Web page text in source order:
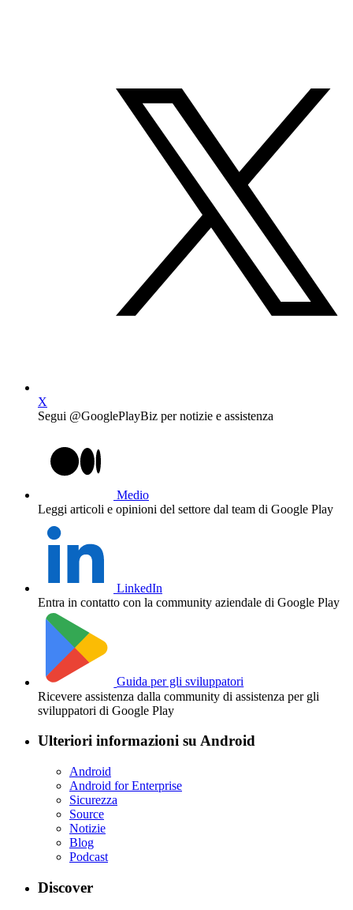
X
Segui @GooglePlayBiz per notizie e assistenza
Medio
Leggi articoli e opinioni del settore dal team di Google Play
LinkedIn
Entra in contatto con la community aziendale di Google Play
Guida per gli sviluppatori
Ricevere assistenza dalla community di assistenza per gli
sviluppatori di Google Play
Ulteriori informazioni su Android
Android
Android for Enterprise
Sicurezza
Source
Notizie
Blog
Podcast
Discover